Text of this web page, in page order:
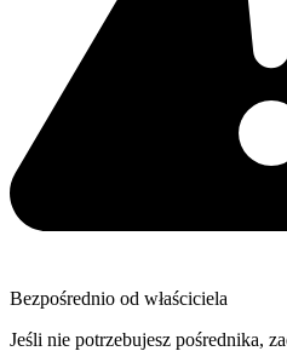
Bezpośrednio od właściciela
Jeśli nie potrzebujesz pośrednika,